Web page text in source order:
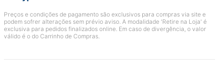
Preços e condições de pagamento são exclusivos para compras via site e
podem sofrer alterações sem prévio aviso. A modalidade 'Retire na Loja' é
exclusiva para pedidos finalizados online. Em caso de divergência, o valor
válido é o do Carrinho de Compras.